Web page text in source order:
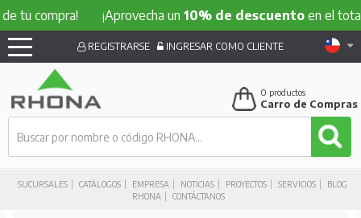
¡Aprovecha un10% de descuentoen el total de tu
SUCURSALES CATÁLOGOS EMPRESA NOTICIAS PROYECTOS SERVICIOS
BLOG
RHONA
CONTÁCTANOS
REGISTRARSE INGRESAR COMO CLIENTE
0 productos
Carro de Compras